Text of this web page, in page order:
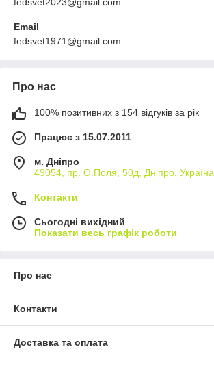
Email
fedsvet1971@gmail.com
Про нас
100% позитивних з 154 відгуків за рік
Працює з 15.07.2011
м. Дніпро
49054, пр. О.Поля, 50д, Дніпро, Україна
Контакти
Сьогодні вихідний
Показати весь графік роботи
Про нас
Контакти
Доставка та оплата